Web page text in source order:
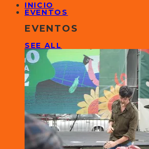
INICIO
EVENTOS
EVENTOS
SEE ALL